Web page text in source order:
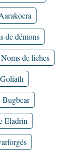
de démons
Noms de liches
Bugbear
Eladrin